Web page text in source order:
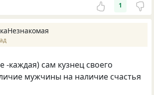
1
-каждая) сам кузнец своего
мужчины на наличие счастья